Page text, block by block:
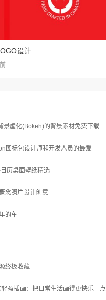
设计
景虚化(Bokeh)的背景素材免费下载
图标包设计师和开发人员的最爱
历桌面壁纸精选
念照片设计创意
的车
终极收藏
轻盈插画：把日常生活画得更快乐一点